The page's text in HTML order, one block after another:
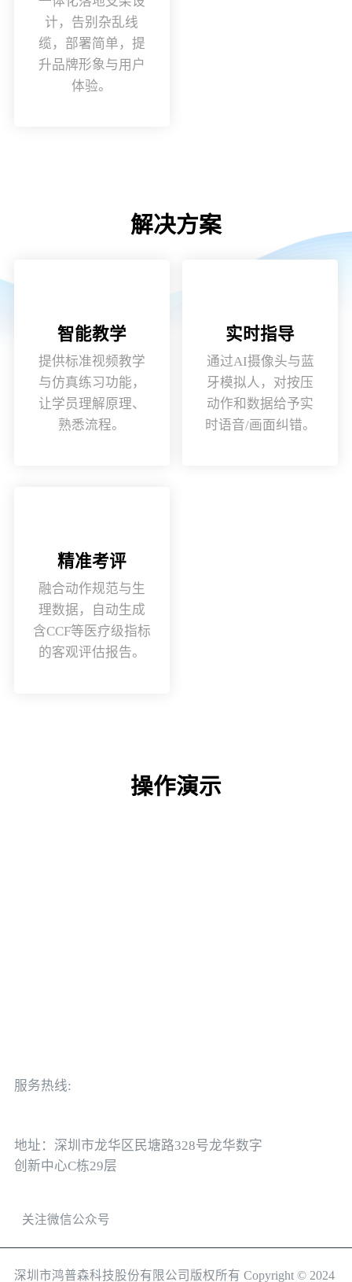
计，告别杂乱线
缆，部署简单，提
升品牌形象与用户
体验。
解决方案
智能教学
提供标准视频教学
与仿真练习功能，
让学员理解原理、
熟悉流程。
实时指导
通过AI摄像头与蓝
牙模拟人，对按压
动作和数据给予实
时语音/画面纠错。
精准考评
融合动作规范与生
理数据，自动生成
含CCF等医疗级指标
的客观评估报告。
操作演示
服务热线:
地址：深圳市龙华区民塘路328号龙华数字
创新中心C栋29层
关注微信公众号
深圳市鸿普森科技股份有限公司版权所有 Copyright © 2024